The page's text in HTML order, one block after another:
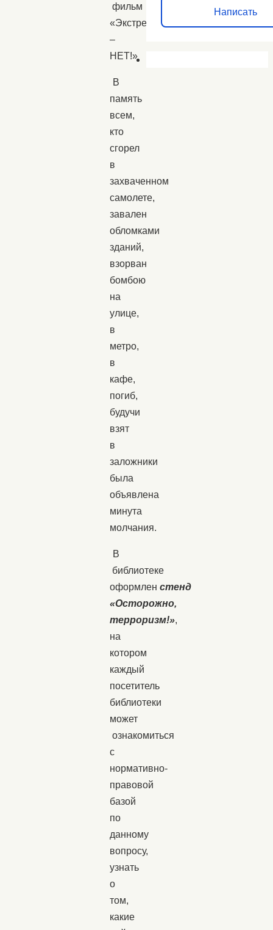
фильм
«Экстремизму
–
НЕТ!»
В
память
всем,
кто
сгорел
в
захваченном
самолете,
завален
обломками
зданий,
взорван
бомбою
на
улице,
в
метро,
в
кафе,
погиб,
будучи
взят
в
заложники
была
объявлена
минута
молчания.
В
библиотеке
оформлен стенд
«Осторожно,
терроризм!»,
на
котором
каждый
посетитель
библиотеки
может
ознакомиться
с
нормативно-
правовой
базой
по
данному
вопросу,
узнать
о
том,
какие
Написать